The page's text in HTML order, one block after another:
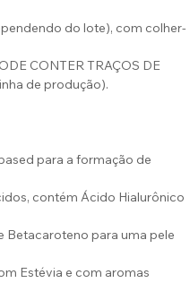
do lote), com colher-
CONTER TRAÇOS DE
de produção).
para a formação de
contém Ácido Hialurônico
Betacaroteno para uma pele
Estévia e com aromas